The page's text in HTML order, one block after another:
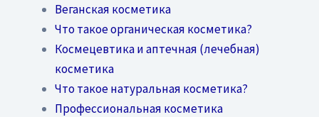
Веганская косметика
Что такое органическая косметика?
Космецевтика и аптечная (лечебная)
косметика
Что такое натуральная косметика?
Профессиональная косметика